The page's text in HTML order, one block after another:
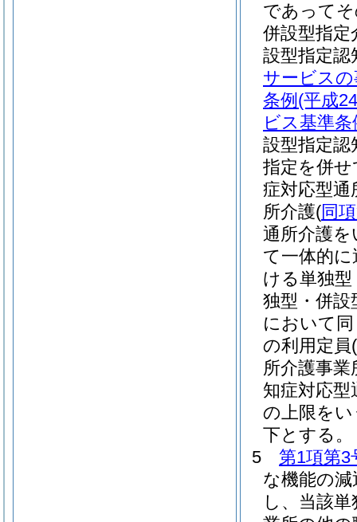
であって
併設型指定
設型指定認
サービス
条例 (平成
ビス基準
設型指定認
指定を併せ
症対応型通
所介護(同
通所介護
て一体的
ける単独
独型・併設
において
の利用定員
所介護事
知症対応
の上限をい
下とする。
5
第1項第3
な機能の
し、当該